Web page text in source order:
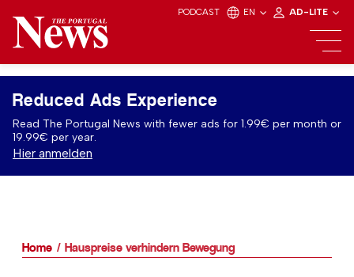
PODCAST EN AD-LITE
Reduced Ads Experience
Read The Portugal News with fewer ads for 1.99€ per month or
19.99€ per year.
Hier anmelden
Home Hauspreise verhindern Bewegung